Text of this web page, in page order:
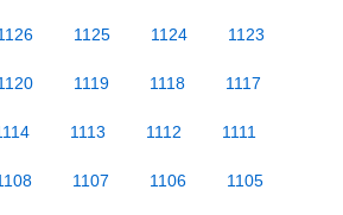
1125 1124 1123
1119 1118 1117
1113 1112 1111
1107 1106 1105